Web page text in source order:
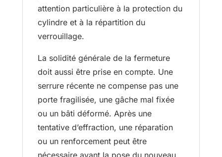
attention particulière à la protection du
cylindre et à la répartition du
verrouillage.
La solidité générale de la fermeture
doit aussi être prise en compte. Une
serrure récente ne compense pas une
porte fragilisée, une gâche mal fixée
ou un bâti déformé. Après une
tentative d’effraction, une réparation
ou un renforcement peut être
nécessaire avant la pose du nouveau